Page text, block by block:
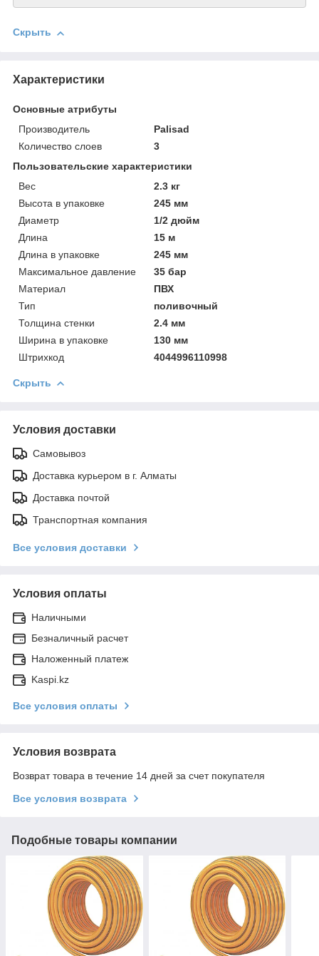
Скрыть
Характеристики
Основные атрибуты
Производитель
Palisad
Количество слоев
3
Пользовательские характеристики
Вeс
2.3 кг
Высотa в упаковке
245 мм
Диаметр
1/2 дюйм
Длинa
15 м
Длинa в упаковке
245 мм
Максимальное давление
35 бар
Материал
ПВХ
Тип
поливочный
Толщинa стенки
2.4 мм
Ширинa в упаковке
130 мм
Штрихкод
4044996110998
Скрыть
Условия доставки
Самовывоз
Доставка курьером в г. Алматы
Доставка почтой
Транспортная компания
Все условия доставки
Условия оплаты
Наличными
Безналичный расчет
Наложенный платеж
Kaspi.kz
Все условия оплаты
Условия возврата
Возврат товара в течение 14 дней за счет покупателя
Все условия возврата
Подобные товары компании